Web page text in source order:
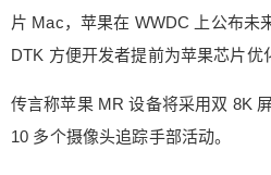
片 Mac，苹果在 WWDC 上公布未
DTK 方便开发者提前为苹果芯片优
传言称苹果 MR 设备将采用双 8K
10 多个摄像头追踪手部活动。
公布未来将切换至自研芯片
者提前为苹果芯片优化。 传
头追踪手部活动。 0 收藏